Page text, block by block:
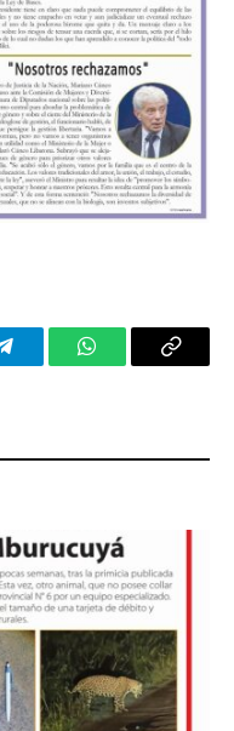
TelegramWhatsAppCopy